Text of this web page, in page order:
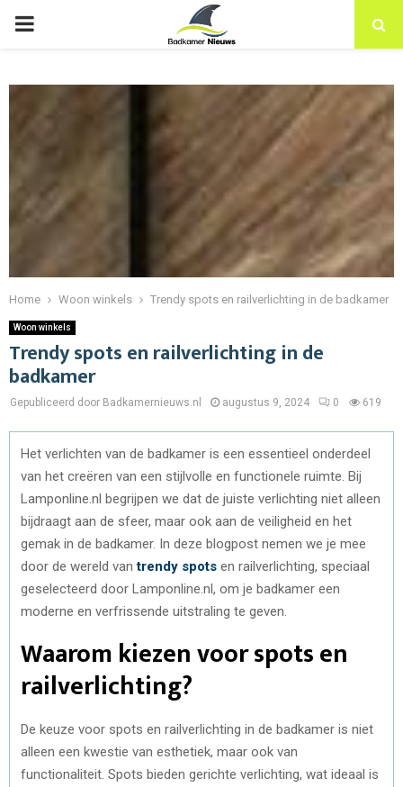
PRIMARY
Home Woon winkels Trendy spots en railverlichting in de badkamer
Woon winkels
Trendy spots en railverlichting in de
badkamer
Gepubliceerd door Badkamernieuws.nl augustus 9, 2024 0 619
Het verlichten van de badkamer is een essentieel onderdeel
van het creëren van een stijlvolle en functionele ruimte. Bij
Lamponline.nl begrijpen we dat de juiste verlichting niet alleen
bijdraagt aan de sfeer, maar ook aan de veiligheid en het
gemak in de badkamer. In deze blogpost nemen we je mee
door de wereld vantrendy spots en railverlichting, speciaal
geselecteerd door Lamponline.nl, om je badkamer een
moderne en verfrissende uitstraling te geven.
Waarom kiezen voor spots en
railverlichting?
De keuze voor spots en railverlichting in de badkamer is niet
alleen een kwestie van esthetiek, maar ook van
functionaliteit. Spots bieden gerichte verlichting, wat ideaal is